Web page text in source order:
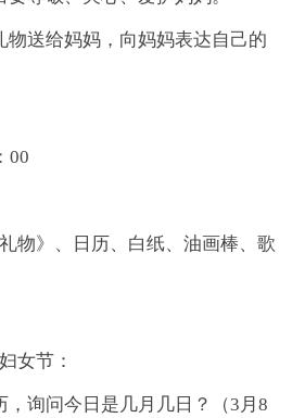
物送给妈妈，向妈妈表达自己的
00
物》、日历、白纸、油画棒、歌
女节：
，询问今日是几月几日？（3月8